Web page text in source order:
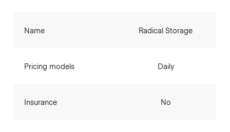
Name
Pricing models
Insurance
Radical Storage
Daily
No